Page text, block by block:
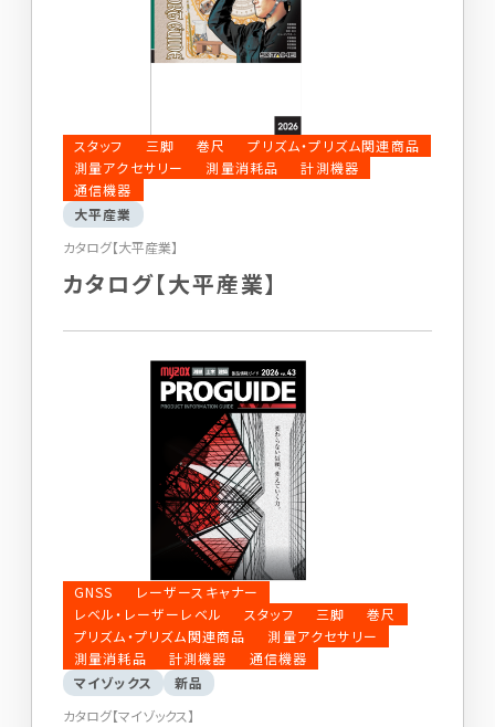
スタッフ 三脚 巻尺
プリズム・プリズム関連商品
測量アクセサリー
測量消耗品
計測機器
通信機器
大平産業
カタログ【大平産業】
カタログ【大平産業】
GNSS
レーザースキャナー
レベル・レーザーレベル
スタッフ 三脚
巻尺
プリズム・プリズム関連商品
測量アクセサリー
測量消耗品
計測機器
通信機器
マイゾックス
新品
カタログ【マイゾックス】